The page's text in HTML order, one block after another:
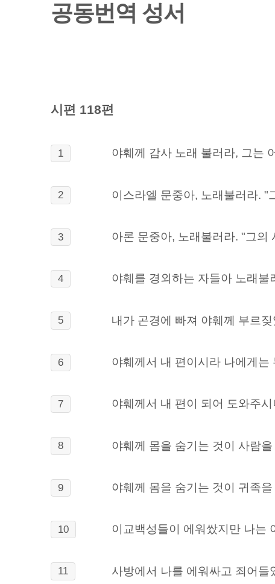
공동번역 성서
시편 118편
1 야훼께 감사 노래 불러라, 그는
2 이스라엘 문중아, 노래불러라. "
3 아론 문중아, 노래불러라. "그의
4 야훼를 경외하는 자들아 노래
5 내가 곤경에 빠져 야훼께 부르
6 야훼께서 내 편이시라 나에게
7 야훼께서 내 편이 되어 도와주
8 야훼께 몸을 숨기는 것이 사람
9 야훼께 몸을 숨기는 것이 귀족
10 이교백성들이 에워쌌지만 나는
11 사방에서 나를 에워싸고 죄어